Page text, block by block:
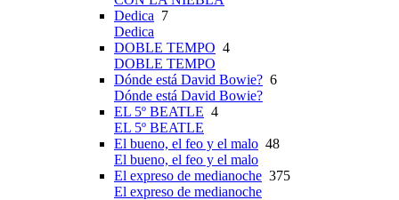
Dedica 7
Dedica
DOBLE TEMPO 4
DOBLE TEMPO
Dónde está David Bowie? 6
Dónde está David Bowie?
EL 5º BEATLE 4
EL 5º BEATLE
El bueno, el feo y el malo 48
El bueno, el feo y el malo
El expreso de medianoche 375
El expreso de medianoche